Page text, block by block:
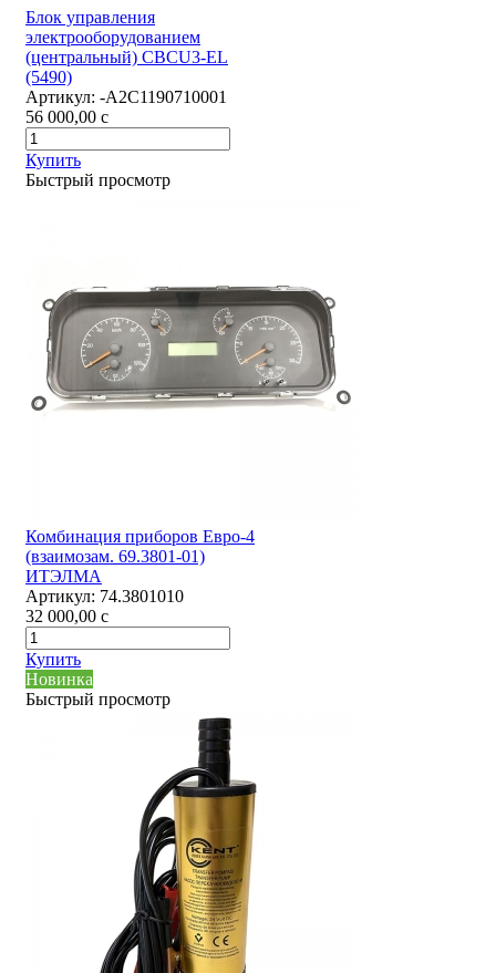
Блок управления
электрооборудованием
(центральный) CBCU3-EL
(5490)
Артикул: -А2С1190710001
56 000,00 c
Купить
Быстрый просмотр
Комбинация приборов Евро-4
(взаимозам. 69.3801-01)
ИТЭЛМА
Артикул: 74.3801010
32 000,00 c
Купить
Новинка
Быстрый просмотр